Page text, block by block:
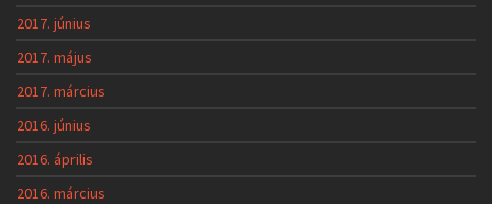
2017. június
2017. május
2017. március
2016. június
2016. április
2016. március